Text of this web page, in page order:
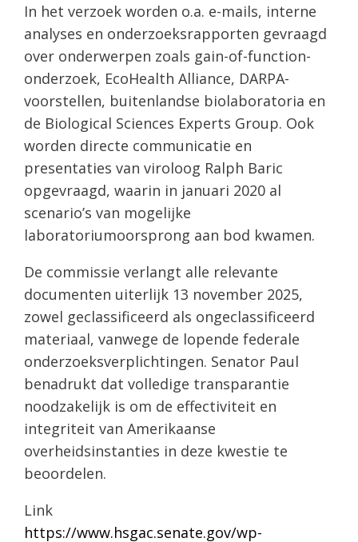
In het verzoek worden o.a. e-mails, interne
analyses en onderzoeksrapporten gevraagd
over onderwerpen zoals gain-of-function-
onderzoek, EcoHealth Alliance, DARPA-
voorstellen, buitenlandse bio­laboratoria en
de Biological Sciences Experts Group. Ook
worden directe communicatie en
presentaties van viroloog Ralph Baric
opgevraagd, waarin in januari 2020 al
scenario’s van mogelijke
laboratoriumoorsprong aan bod kwamen.
De commissie verlangt alle relevante
documenten uiterlijk 13 november 2025,
zowel geclassificeerd als ongeclassificeerd
materiaal, vanwege de lopende federale
onderzoeksverplichtingen. Senator Paul
benadrukt dat volledige transparantie
noodzakelijk is om de effectiviteit en
integriteit van Amerikaanse
overheidsinstanties in deze kwestie te
beoordelen.
Link
https://www.hsgac.senate.gov/wp-